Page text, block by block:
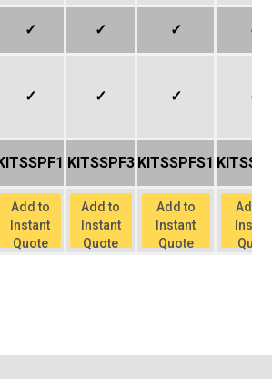
✓ ✓ ✓ ✓
✓ ✓ ✓ ✓
KITSSPF3 KITSSPFS1
Add to
Instant
Quote
Add to
Instant
Quote
Add to
Instant
Quote
Add
Quote